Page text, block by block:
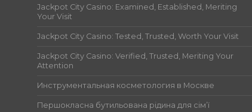
Jackpot City Casino: Examined, Established, Meriting
Your Visit
Jackpot City Casino: Tested, Trusted, Worth Your Visit
Jackpot City Casino: Verified, Trusted, Meriting Your
Attention
Инструментальная косметология в Москве
Першокласна бутильована рідина для сім’ї